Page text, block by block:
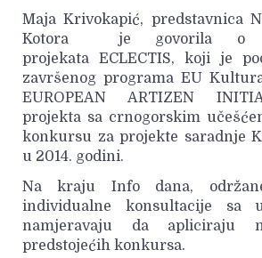
Maja Krivokapić, predstavnica
Kotora je govorila o
projekata ECLECTIS, koji je
završenog programa EU
EUROPEAN ARTIZEN
projekta sa crnogorskim
konkursu za projekte saradnje
u 2014. godini.
Na kraju Info dana,
individualne konsultacije sa
namjeravaju da apliciraju
predstojećih konkursa.